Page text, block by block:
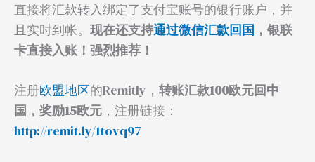
直接将汇款转入绑定了支付宝账号的银行账户，并
且实时到帐。 现在还支持通过微信汇款回国 ，银联
卡直接入账！强烈推荐！
注册欧盟地区的Remitly， 转账汇款100欧元回中
国，奖励15欧元 ，注册链接：
http://remit.ly/1tovq97